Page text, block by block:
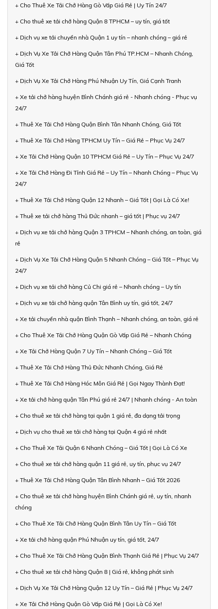
+ Cho Thuê Xe Tải Chở Hàng Gò Vấp Giá Rẻ | Uy Tín 24/7
+ Cho thuê xe tải chở hàng Quận 8 TPHCM – uy tín, giá tốt
+ Dịch vụ xe tải chuyển nhà Quận 1 uy tín – nhanh chóng – giá rẻ
+ Dịch Vụ Xe Tải Chở Hàng Quận Tân Phú TP.HCM – Nhanh Chóng,
Giá Tốt
+ Dịch Vụ Xe Tải Chở Hàng Phú Nhuận Uy Tín, Giá Cạnh Tranh
+ Xe tải chở hàng huyện Bình Chánh giá rẻ - Nhanh chóng - Phục vụ
24/7
+ Thuê Xe Tải Chở Hàng Quận Bình Tân Nhanh Chóng, Giá Tốt
+ Thuê Xe Tải Chở Hàng TPHCM Uy Tín – Giá Rẻ – Phục Vụ 24/7
+ Xe Tải Chở Hàng Quận 10 TPHCM Giá Rẻ – Uy Tín – Phục Vụ 24/7
+ Xe Tải Chở Hàng Đi Tỉnh Giá Rẻ – Uy Tín – Nhanh Chóng – Phục Vụ
24/7
+ Thuê Xe Tải Chở Hàng Quận 12 Nhanh – Giá Tốt | Gọi Là Có Xe!
+ Thuê xe tải chở hàng Thủ Đức nhanh – giá tốt | Phục vụ 24/7
+ Dịch vụ xe tải chở hàng Quận 3 TPHCM – Nhanh chóng, an toàn, giá
rẻ
+ Dịch Vụ Xe Tải Chở Hàng Quận 5 Nhanh Chóng – Giá Tốt – Phục Vụ
24/7
+ Dịch vụ xe tải chở hàng Củ Chi giá rẻ – Nhanh chóng – Uy tín
+ Dịch vụ xe tải chở hàng quận Tân Bình uy tín, giá tốt, 24/7
+ Xe tải chuyển nhà quận Bình Thạnh – Nhanh chóng, an toàn, giá rẻ
+ Cho Thuê Xe Tải Chở Hàng Quận Gò Vấp Giá Rẻ – Nhanh Chóng
+ Xe Tải Chở Hàng Quận 7 Uy Tín – Nhanh Chóng – Giá Tốt
+ Thuê Xe Tải Chở Hàng Thủ Đức Nhanh Chóng, Giá Rẻ
+ Thuê Xe Tải Chở Hàng Hóc Môn Giá Rẻ | Gọi Ngay Thành Đạt!
+ Xe tải chở hàng quận Tân Phú giá rẻ 24/7 | Nhanh chóng - An toàn
+ Cho thuê xe tải chở hàng tại quận 1 giá rẻ, đa dạng tải trọng
+ Dịch vụ cho thuê xe tải chở hàng tại Quận 4 giá rẻ nhất
+ Cho Thuê Xe Tải Quận 6 Nhanh Chóng – Giá Tốt | Gọi Là Có Xe
+ Cho thuê xe tải chở hàng quận 11 giá rẻ, uy tín, phục vụ 24/7
+ Thuê Xe Tải Chở Hàng Quận Tân Bình Nhanh – Giá Tốt 2026
+ Cho thuê xe tải chở hàng huyện Bình Chánh giá rẻ, uy tín, nhanh
chóng
+ Cho Thuê Xe Tải Chở Hàng Quận Bình Tân Uy Tín – Giá Tốt
+ Xe tải chở hàng quận Phú Nhuận uy tín, giá tốt, 24/7
+ Cho Thuê Xe Tải Chở Hàng Quận Bình Thạnh Giá Rẻ | Phục Vụ 24/7
+ Cho thuê xe tải chở hàng Quận 8 | Giá rẻ, không phát sinh
+ Dịch Vụ Xe Tải Chở Hàng Quận 12 Uy Tín – Giá Rẻ | Phục Vụ 24/7
+ Xe Tải Chở Hàng Quận Gò Vấp Giá Rẻ | Gọi Là Có Xe!